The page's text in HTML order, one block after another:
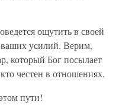
ощутить в своей
усилий. Верим,
который Бог посылает
честен в отношениях.
пути!